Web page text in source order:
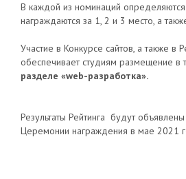
В каждой из номинаций
награждаются за 1, 2 и 3 место, а
Участие в Конкурсе сайтов, а также в
обеспечивает студиям размещение в
разделе «web-разработка».
Результаты Рейтинга будут
Церемонии награждения в мае 2021